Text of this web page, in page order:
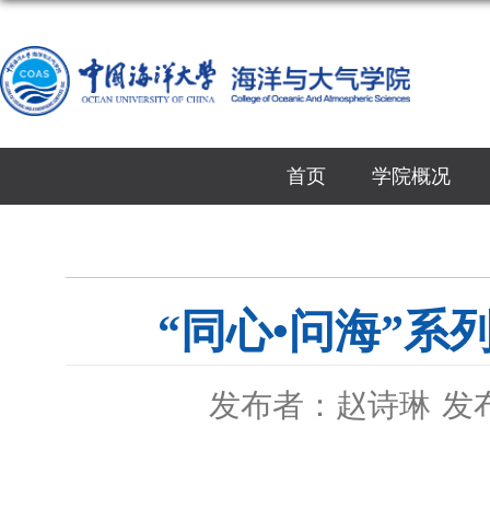
首页 学院概况
“同心•问海”系
发布者：赵诗琳 发